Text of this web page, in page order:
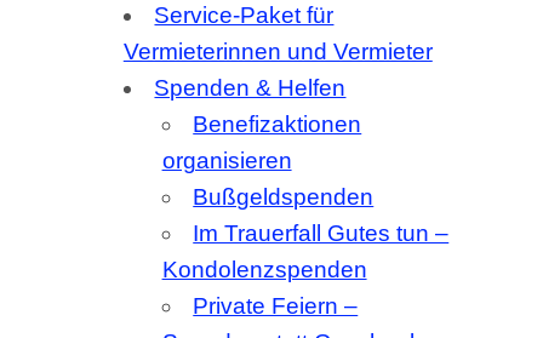
Private Feiern –
Spenden statt Geschenke
Sachspenden
Startseite
Inhaltsübersicht
Über uns
Chronik – Die
Geschichte der ESB
ESB-Mitbegründer